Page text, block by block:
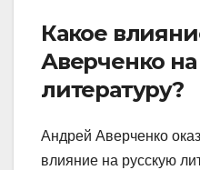
Какое
Аверченко
литературу?
Андрей Аверченко
влияние на русскую